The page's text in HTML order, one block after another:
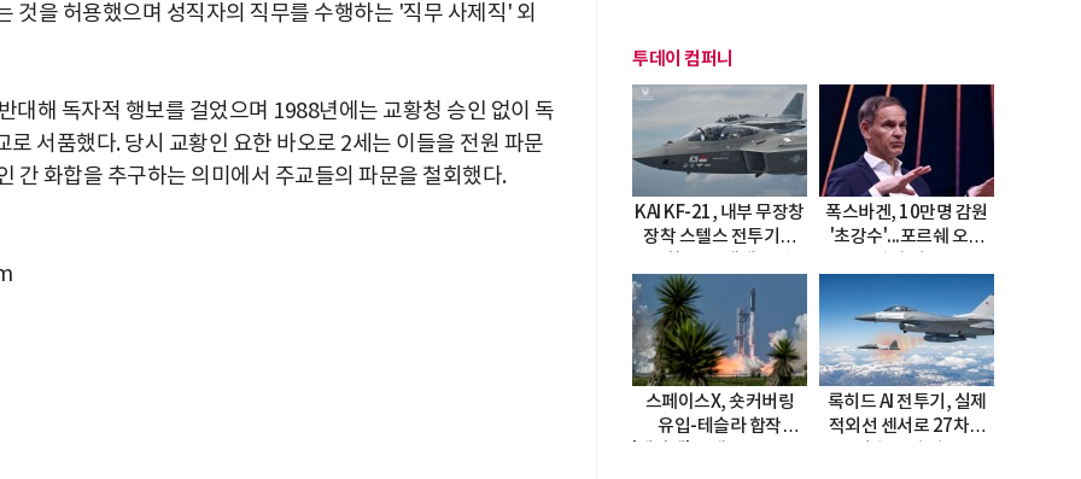
것을 허용했으며 성직자의 직무를 수행하는 '직무 사제직' 외
대해 독자적 행보를 걸었으며 1988년에는 교황청 승인 없이 독
서품했다. 당시 교황인 요한 바오로 2세는 이들을 전원 파문
간 화합을 추구하는 의미에서 주교들의 파문을 철회했다.
투데이 컴퍼니
KAI KF-21, 내부 무장창
장착 스텔스 전투기로
폭스바겐, 10만명 감원
'초강수'...포르쉐 오너
스페이스X, 숏커버링
유입-테슬라 합작
록히드 AI 전투기, 실제
적외선 센서로 27차례